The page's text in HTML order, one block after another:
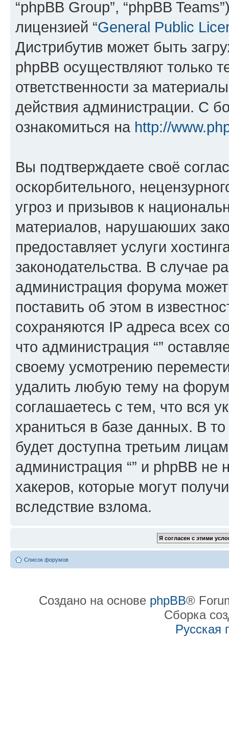
“phpBB Group”, “phpBB
лицензией “General Public
Дистрибутив может быть
phpBB осуществляют только
ответственности за
действия администрации. С
ознакомиться на http://
Вы подтверждаете своё
оскорбительного,
угроз и призывов к
материалов, нарушаюших
предоставляет услуги
законодательства. В случае
администрация форума
поставить об этом в
сохраняются IP адреса всех
что администрация “”
своему усмотрению
удалить любую тему на
соглашаетесь с тем, что вся
храниться в базе данных. В
будет доступна третьим
администрация “” и phpBB не
хакеров, которые могут
вследствие взлома.
Список форумов
Создано на основе phpBB®
Сборка
Русская